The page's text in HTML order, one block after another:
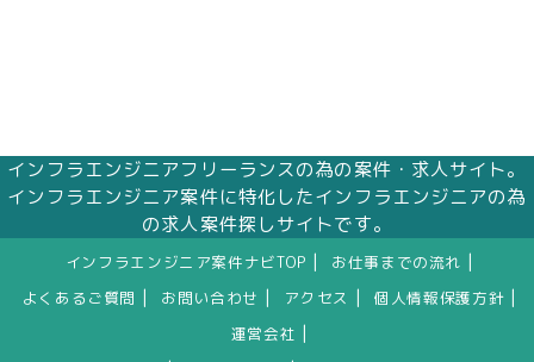
インフラエンジニアフリーランスの為の案件・求人サイト。
インフラエンジニア案件に特化したインフラエンジニアの為
の求人案件探しサイトです。
インフラエンジニア案件ナビTOP お仕事までの流れ
よくあるご質問 お問い合わせ アクセス 個人情報保護方針
運営会社